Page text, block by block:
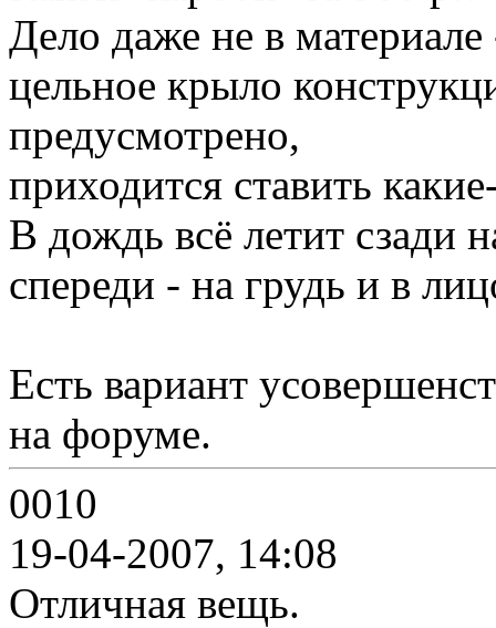
Дело даже не в
цельное крыло
предусмотрено,
приходится ставить
В дождь всё летит сзади
спереди - на грудь и в
Есть вариант
на форуме.
0010
19-04-2007, 14:08
Отличная вещь.